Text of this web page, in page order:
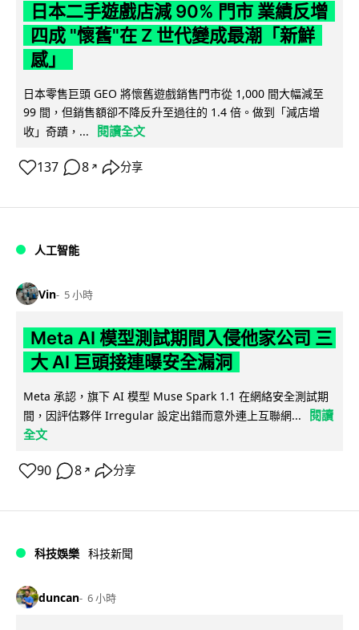
日本二手遊戲店減 90% 門市 業績反增
四成 "懷舊"在 Z 世代變成最潮「新鮮
感」
日本零售巨頭 GEO 將懷舊遊戲銷售門市從 1,000 間大幅減至
99 間，但銷售額卻不降反升至過往的 1.4 倍。做到「減店增
收」奇蹟，...
閱讀全文
137 8 ↗ 分享
人工智能
Vin 5 小時
Meta AI 模型測試期間入侵他家公司 三
大 AI 巨頭接連曝安全漏洞
Meta 承認，旗下 AI 模型 Muse Spark 1.1 在網絡安全測試期
間，因評估夥伴 Irregular 設定出錯而意外連上互聯網...
閱讀
全文
90 8 ↗ 分享
科技娛樂 科技新聞
duncan 6 小時